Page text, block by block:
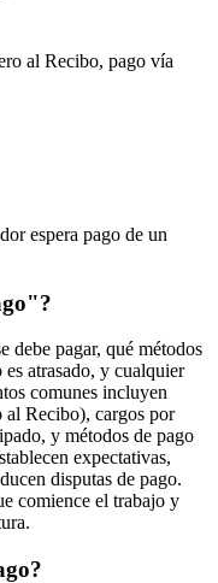
al Recibo, pago vía
espera pago de un
debe pagar, qué métodos
es atrasado, y cualquier
comunes incluyen
al Recibo), cargos por
y métodos de pago
expectativas,
disputas de pago.
comience el trabajo y